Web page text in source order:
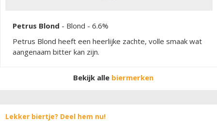
Petrus Blond - Blond - 6.6%
Petrus Blond heeft een heerlijke zachte, volle smaak wat
aangenaam bitter kan zijn.
Bekijk alle biermerken
Lekker biertje? Deel hem nu!